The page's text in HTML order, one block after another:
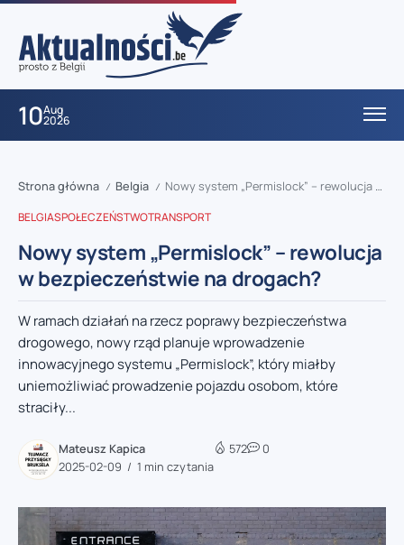
10Aug
2026
Strona główna / Belgia / Nowy system „Permislock” – rewolucja w bezpieczeństwie na drogach?
BELGIASPOŁECZEŃSTWOTRANSPORT
Nowy system „Permislock” – rewolucja
w bezpieczeństwie na drogach?
W ramach działań na rzecz poprawy bezpieczeństwa
drogowego, nowy rząd planuje wprowadzenie
innowacyjnego systemu „Permislock”, który miałby
uniemożliwiać prowadzenie pojazdu osobom, które
straciły...
Mateusz Kapica
2025-02-09
1 min czytania
572 0